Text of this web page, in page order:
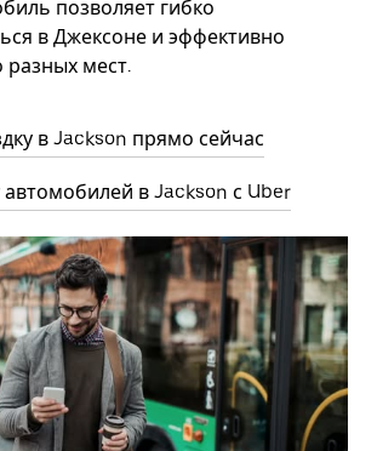
позволяет гибко
в Джексоне и эффективно
разных мест.
в Jackson прямо сейчас
в Jackson с Uber